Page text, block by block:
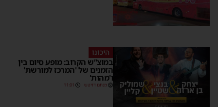
היכונו
במוצ”ש הקרוב: מופע סיום בין
הזמנים של 'המרכז למורשת'
ו'מהות'
מנחם דויטש 11:01